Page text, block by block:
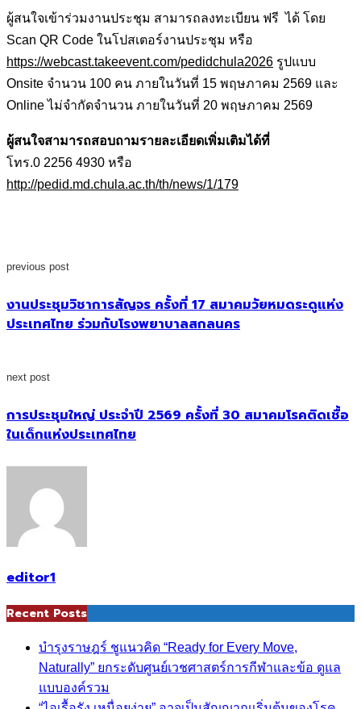
ผู้สนใจเข้าร่วมงานประชุม สามารถลงทะเบียน ฟรี ได้ โดย
Scan QR Code ในโปสเตอร์งานประชุม หรือ
https://webcast.takeevent.com/pedidchula2026 รูปแบบ
Onsite จำนวน 100 คน ภายในวันที่ 15 พฤษภาคม 2569 และ
Online ไม่จำกัดจำนวน ภายในวันที่ 20 พฤษภาคม 2569
ผู้สนใจสามารถสอบถามรายละเอียดเพิ่มเติมได้ที่
โทร.0 2256 4930 หรือ
http://pedid.md.chula.ac.th/th/news/1/179
previous post
งานประชุมวิชาการสัญจร ครั้งที่ 17 สมาคมวัยหมดระดูแห่ง
ประเทศไทย ร่วมกับโรงพยาบาลสกลนคร
next post
การประชุมใหญ่ ประจำปี 2569 ครั้งที่ 30 สมาคมโรคติดเชื้อ
ในเด็กแห่งประเทศไทย
editor1
Recent Posts
บำรุงราษฎร์ ชูแนวคิด “Ready for Every Move,
Naturally” ยกระดับศูนย์เวชศาสตร์การกีฬาและข้อ ดูแล
แบบองค์รวม